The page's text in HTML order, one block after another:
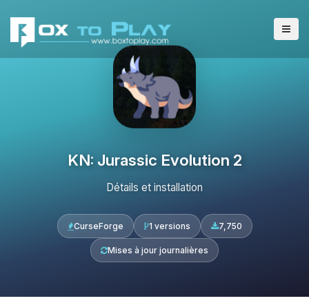
KN: Jurassic Evolution 2
Détails et installation
CurseForge 1 versions 7,750
Mises à jour journalières